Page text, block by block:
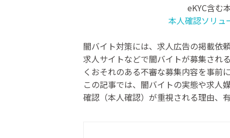
eKYC含む
本人確認ソリュ
闇バイト対策には、求人広告の掲載依
求人サイトなどで闇バイトが募集され
くおそれのある不審な募集内容を事前
この記事では、闇バイトの実態や求人
確認（本人確認）が重視される理由、